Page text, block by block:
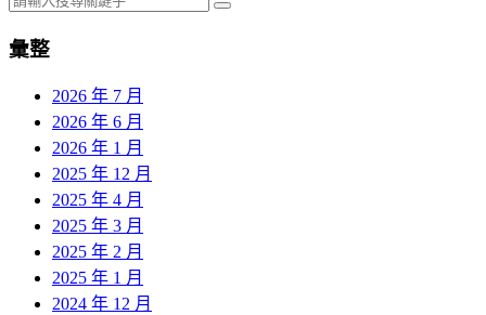
彙整
2026 年 7 月
2026 年 6 月
2026 年 1 月
2025 年 12 月
2025 年 4 月
2025 年 3 月
2025 年 2 月
2025 年 1 月
2024 年 12 月